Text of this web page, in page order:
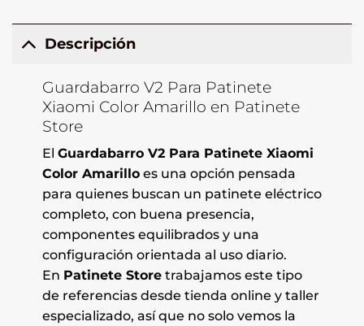
Descripción
Guardabarro V2 Para Patinete
Xiaomi Color Amarillo en Patinete
Store
El Guardabarro V2 Para Patinete Xiaomi
Color Amarilloes una opción pensada
para quienes buscan un patinete eléctrico
completo, con buena presencia,
componentes equilibrados y una
configuración orientada al uso diario.
En Patinete Storetrabajamos este tipo
de referencias desde tienda online y taller
especializado, así que no solo vemos la